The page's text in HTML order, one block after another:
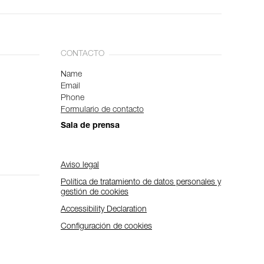
CONTACTO
Name
Email
Phone
Formulario de contacto
Sala de prensa
Aviso legal
Política de tratamiento de datos personales y
gestión de cookies
Accessibility Declaration
Configuración de cookies